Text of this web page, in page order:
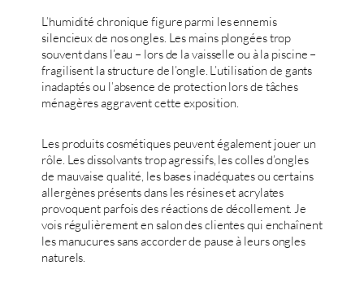
L’humidité chronique figure parmi les ennemis
silencieux de nos ongles. Les mains plongées trop
souvent dans l’eau – lors de la vaisselle ou à la piscine –
fragilisent la structure de l’ongle. L’utilisation de gants
inadaptés ou l’absence de protection lors de tâches
ménagères aggravent cette exposition.
Les produits cosmétiques peuvent également jouer un
rôle. Les dissolvants trop agressifs, les colles d’ongles
de mauvaise qualité, les bases inadéquates ou certains
allergènes présents dans les résines et acrylates
provoquent parfois des réactions de décollement. Je
vois régulièrement en salon des clientes qui enchaînent
les manucures sans accorder de pause à leurs ongles
naturels.